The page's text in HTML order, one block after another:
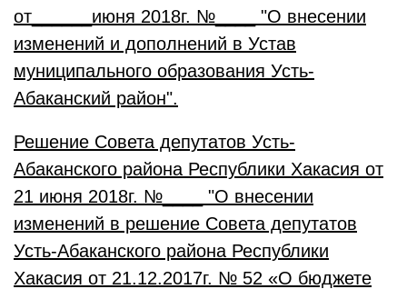
от______июня 2018г. №____ "О внесении
изменений и дополнений в Устав
муниципального образования Усть-
Абаканский район".
Решение Совета депутатов Усть-
Абаканского района Республики Хакасия от
21 июня 2018г. №____ "О внесении
изменений в решение Совета депутатов
Усть-Абаканского района Республики
Хакасия от 21.12.2017г. № 52 «О бюджете